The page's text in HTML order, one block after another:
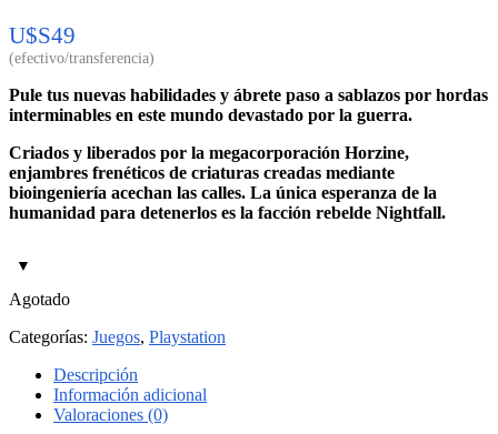
U$S49
Pule tus nuevas habilidades y ábrete paso a sablazos por hordas
interminables en este mundo devastado por la guerra.
Criados y liberados por la megacorporación Horzine,
enjambres frenéticos de criaturas creadas mediante
bioingeniería acechan las calles. La única esperanza de la
humanidad para detenerlos es la facción rebelde Nightfall.
Agotado
Categorías: Juegos, Playstation
Descripción
Información adicional
Valoraciones (0)